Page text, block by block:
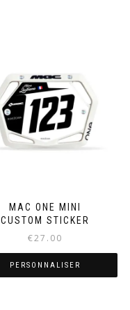
MAC ONE MINI
CUSTOM STICKER
€27.00
PERSONNALISER